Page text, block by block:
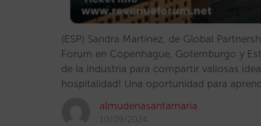
(ESP) Sandra Martínez, de Global
Forum en Copenhague, Gotemburgo y
de la industria para compartir valiosas
hospitalidad! Una oportunidad para
almudenasantamaria
10/09/2024